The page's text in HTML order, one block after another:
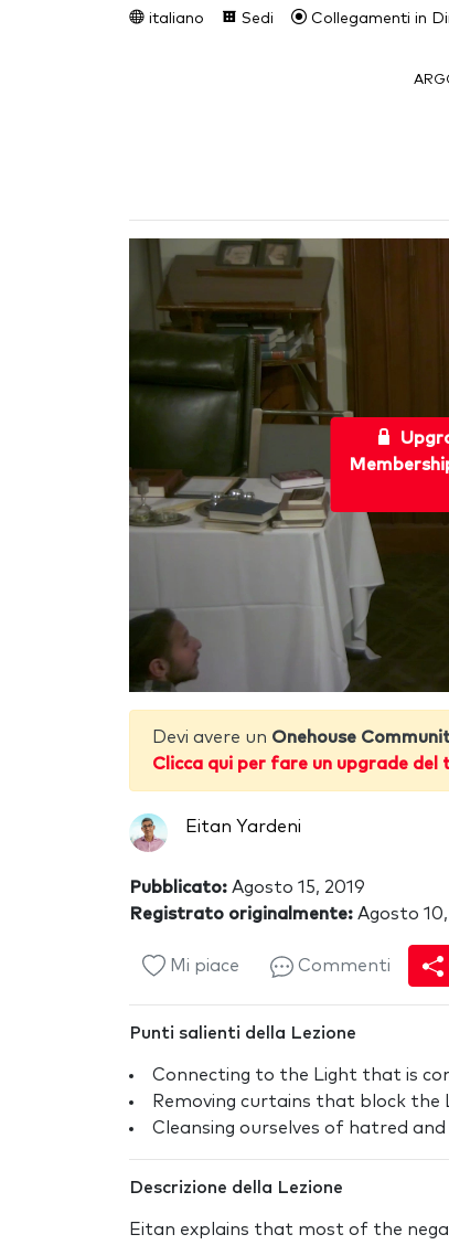
italiano Sedi Collegamenti in
Devi avere un Onehouse
Clicca qui per fare un upgrade del
Eitan Yardeni
Pubblicato: Agosto 15, 2019
Registrato originalmente: Agosto
Mi piace Commenti
Punti salienti della Lezione
Connecting to the Light that is
Removing curtains that block the
Cleansing ourselves of hatred
Descrizione della Lezione
Eitan explains that most of the